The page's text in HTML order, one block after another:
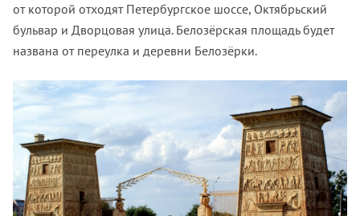
от которой отходят Петербургское шоссе, Октябрьский
бульвар и Дворцовая улица. Белозёрская площадь будет
названа от переулка и деревни Белозёрки.